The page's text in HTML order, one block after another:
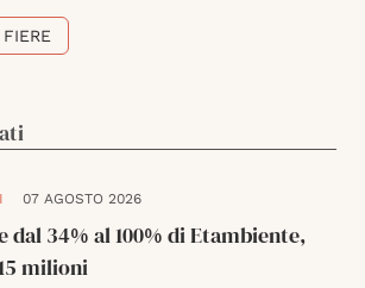
FIERE
07 AGOSTO 2026
dal 34% al 100% di Etambiente,
milioni